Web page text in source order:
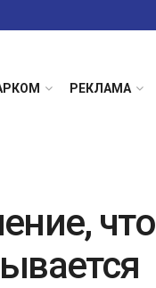
РЕКЛАМА
что